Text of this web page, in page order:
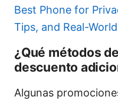
Best Phone for
Tips, and Real-
¿Qué métodos
descuento
Algunas